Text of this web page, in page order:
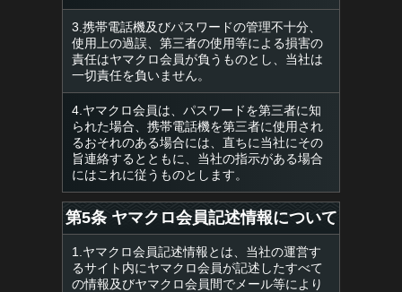
3.携帯電話機及びパスワードの管理不十分、
使用上の過誤、第三者の使用等による損害の
責任はヤマクロ会員が負うものとし、当社は
一切責任を負いません。
4.ヤマクロ会員は、パスワードを第三者に知
られた場合、携帯電話機を第三者に使用され
るおそれのある場合には、直ちに当社にその
旨連絡するとともに、当社の指示がある場合
にはこれに従うものとします。
第5条 ヤマクロ会員記述情報について
1.ヤマクロ会員記述情報とは、当社の運営す
るサイト内にヤマクロ会員が記述したすべて
の情報及びヤマクロ会員間でメール等により